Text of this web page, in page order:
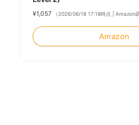
¥1,057 （2026/06/18 17:18時点 | Amazon調
Amazon